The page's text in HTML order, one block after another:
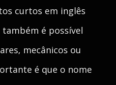
curtos em inglês
é possível
mecânicos ou
é que o nome